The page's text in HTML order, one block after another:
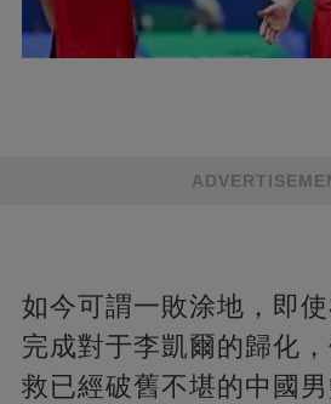
如今可謂一敗涂地，即
完成對于李凱爾的歸化
救已經破舊不堪的中國